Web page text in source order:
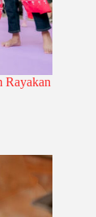
Rayakan